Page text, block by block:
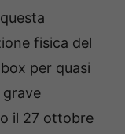
fisica del
per quasi
grave
il 27 ottobre